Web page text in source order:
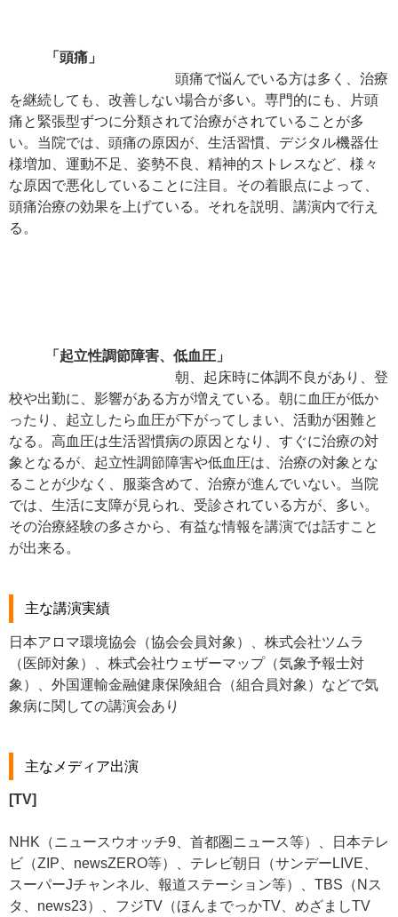
「頭痛」
頭痛で悩んでいる方は多く、治療
を継続しても、改善しない場合が多い。専門的にも、片頭
痛と緊張型ずつに分類されて治療がされていることが多
い。当院では、頭痛の原因が、生活習慣、デジタル機器仕
様増加、運動不足、姿勢不良、精神的ストレスなど、様々
な原因で悪化していることに注目。その着眼点によって、
頭痛治療の効果を上げている。それを説明、講演内で行え
る。
「起立性調節障害、低血圧」
朝、起床時に体調不良があり、登
校や出勤に、影響がある方が増えている。朝に血圧が低か
ったり、起立したら血圧が下がってしまい、活動が困難と
なる。高血圧は生活習慣病の原因となり、すぐに治療の対
象となるが、起立性調節障害や低血圧は、治療の対象とな
ることが少なく、服薬含めて、治療が進んでいない。当院
では、生活に支障が見られ、受診されている方が、多い。
その治療経験の多さから、有益な情報を講演では話すこと
が出来る。
主な講演実績
日本アロマ環境協会（協会会員対象）、株式会社ツムラ
（医師対象）、株式会社ウェザーマップ（気象予報士対
象）、外国運輸金融健康保険組合（組合員対象）などで気
象病に関しての講演会あり
主なメディア出演
[TV]
NHK（ニュースウオッチ9、首都圏ニュース等）、日本テレ
ビ（ZIP、newsZERO等）、テレビ朝日（サンデーLIVE、
スーパーJチャンネル、報道ステーション等）、TBS（Nス
タ、news23）、フジTV（ほんまでっかTV、めざましTV